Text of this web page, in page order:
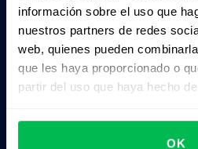
información sobre el uso que
nuestros partners de redes
web, quienes pueden
que les haya proporcionado o
partir del uso que haya hecho
OK
Business driven.